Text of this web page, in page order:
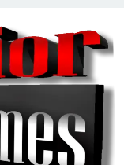
Eu aceito